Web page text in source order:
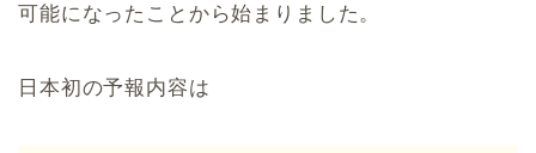
可能になったことから始まりました。
日本初の予報内容は